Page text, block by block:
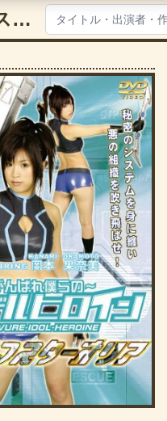
～がんばれ僕らの～グラドルヒロイン GIOマスターオリア【5107cgrd00009】